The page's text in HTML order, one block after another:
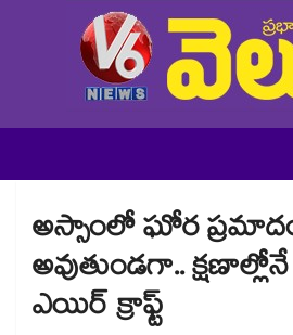
అస్సాంలో ఘోర
అవుతుండగా..
ఎయిర్ క్రాఫ్ట్